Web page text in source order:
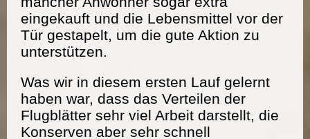
eingekauft und die Lebensmittel vor der
Tür gestapelt, um die gute Aktion zu
unterstützen.
Was wir in diesem ersten Lauf gelernt
haben war, dass das Verteilen der
Flugblätter sehr viel Arbeit darstellt, die
Konserven aber sehr schnell